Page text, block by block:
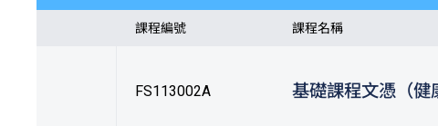
課程編號 課程名稱
FS113002A 基礎課程文憑（健